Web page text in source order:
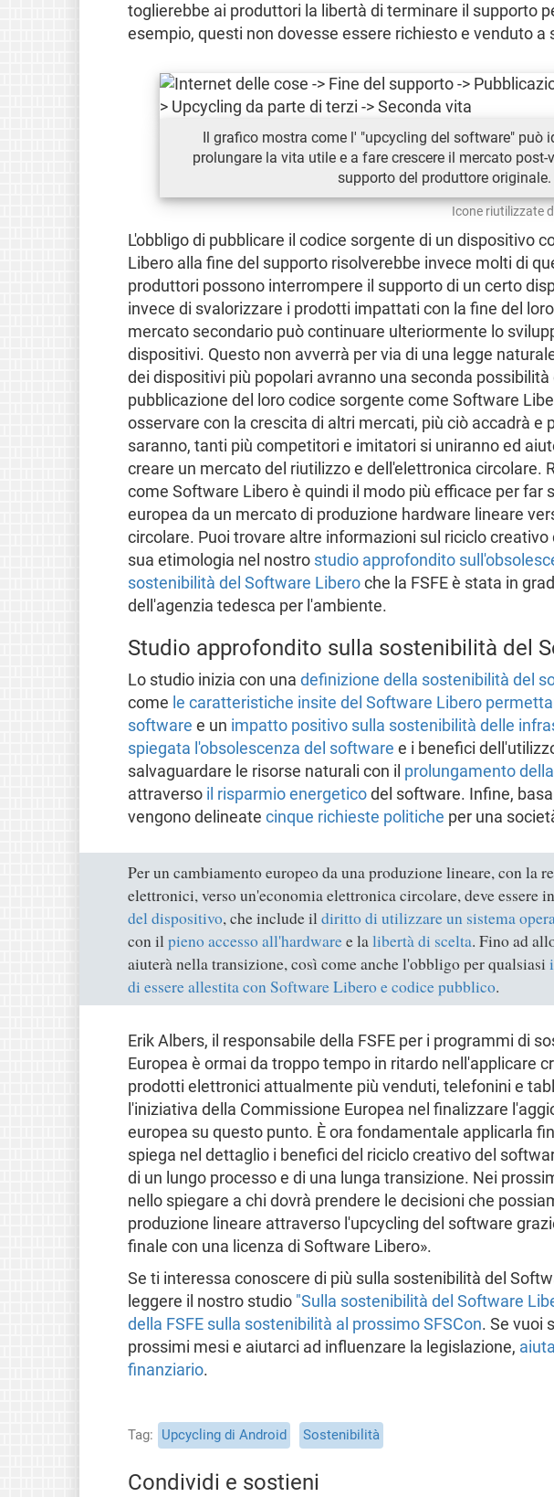
toglierebbe ai produttori la libertà di terminare il supporto
esempio, questi non dovesse essere richiesto e venduto a
Il grafico mostra come l' "upcycling del software" può
prolungare la vita utile e a fare crescere il mercato
supporto del produttore originale.
Icone riutilizzate
L'obbligo di pubblicare il codice sorgente di un dispositivo
Libero alla fine del supporto risolverebbe invece molti di
produttori possono interrompere il supporto di un certo
invece di svalorizzare i prodotti impattati con la fine del
mercato secondario può continuare ulteriormente lo
dispositivi. Questo non avverrà per via di una legge
dei dispositivi più popolari avranno una seconda possibilità
pubblicazione del loro codice sorgente come Software
osservare con la crescita di altri mercati, più ciò accadrà e
saranno, tanti più competitori e imitatori si uniranno ed
creare un mercato del riutilizzo e dell'elettronica circolare.
come Software Libero è quindi il modo più efficace per far
europea da un mercato di produzione hardware lineare
circolare. Puoi trovare altre informazioni sul riciclo
sua etimologia nel nostro studio approfondito
sostenibilità del Software Liberoche la FSFE è stata in
dell'agenzia tedesca per l'ambiente.
Studio approfondito sulla sostenibilità del
Lo studio inizia con una definizione della sostenibilità del
come le caratteristiche insite del Software Libero
software e un impatto positivo sulla sostenibilità delle
spiegata l'obsolescenza del software e i benefici
salvaguardare le risorse naturali con il prolungamento
attraverso il risparmio energeticodel software. Infine,
vengono delineate cinque richieste politiche per una
Per un cambiamento europeo da una produzione lineare, con la
elettronici, verso un'economia elettronica circolare, deve essere
del dispositivo, che include ildiritto di utilizzare un sistema
con ilpieno accesso all'hardwaree lalibertà di scelta. Fino ad
aiuterà nella transizione, così come anche l'obbligo per qualsiasi
di essere allestita con Software Libero e codice pubblico.
Erik Albers, il responsabile della FSFE per i programmi di
Europea è ormai da troppo tempo in ritardo nell'applicare
prodotti elettronici attualmente più venduti, telefonini e
l'iniziativa della Commissione Europea nel finalizzare
europea su questo punto. È ora fondamentale applicarla
spiega nel dettaglio i benefici del riciclo creativo del
di un lungo processo e di una lunga transizione. Nei
nello spiegare a chi dovrà prendere le decisioni che
produzione lineare attraverso l'upcycling del software
finale con una licenza di Software Libero».
Se ti interessa conoscere di più sulla sostenibilità del
leggere il nostro studio "Sulla sostenibilità del Software
della FSFE sulla sostenibilità al prossimo SFSCon. Se vuoi
prossimi mesi e aiutarci ad influenzare la legislazione,
finanziario.
Tag Upcycling di Android Sostenibilità
Condividi e sostieni